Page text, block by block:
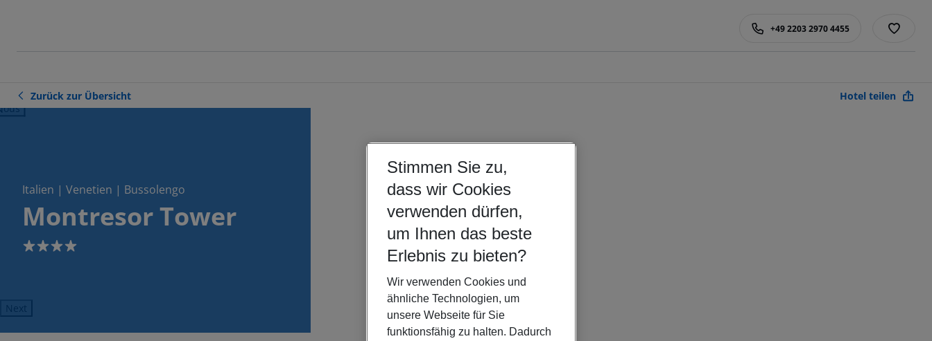
+49 2203 2970 4455
Zurück zur Übersicht Hotel teilen
Italien | Venetien | Bussolengo
Montresor Tower
4
Next
Stimmen Sie zu,
dass wir Cookies
verwenden dürfen,
um Ihnen das beste
Erlebnis zu bieten?
Wir verwenden Cookies und
ähnliche Technologien, um
unsere Webseite für Sie
funktionsfähig zu halten. Dadurch